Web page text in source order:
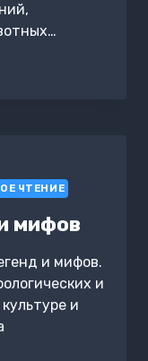
ЧТЕНИЕ
мифов
и мифов.
и
и